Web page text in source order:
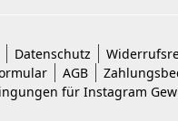
Datenschutz
AGB
für Instagram